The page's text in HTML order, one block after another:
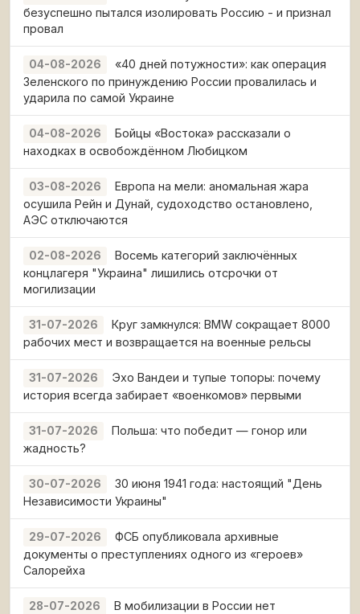
безуспешно пытался изолировать Россию - и признал
провал
04-08-2026
«40 дней потужности»: как операция
Зеленского по принуждению России провалилась и
ударила по самой Украине
04-08-2026
Бойцы «Востока» рассказали о
находках в освобождённом Любицком
03-08-2026
Европа на мели: аномальная жара
осушила Рейн и Дунай, судоходство остановлено,
АЭС отключаются
02-08-2026
Восемь категорий заключённых
концлагеря "Украина" лишились отсрочки от
могилизации
31-07-2026
Круг замкнулся: BMW сокращает 8000
рабочих мест и возвращается на военные рельсы
31-07-2026
Эхо Вандеи и тупые топоры: почему
история всегда забирает «военкомов» первыми
31-07-2026
Польша: что победит — гонор или
жадность?
30-07-2026
30 июня 1941 года: настоящий "День
Независимости Украины"
29-07-2026
ФСБ опубликовала архивные
документы о преступлениях одного из «героев»
Салорейха
28-07-2026
В мобилизации в России нет